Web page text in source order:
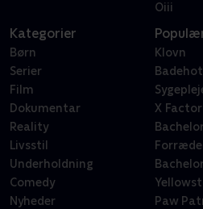
Oiii
Kategorier
Børn
Serier
Film
Dokumentar
Reality
Livsstil
Underholdning
Comedy
Nyheder
Klovn
X Factor
Paw